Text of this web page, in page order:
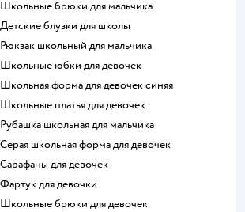
Школьные брюки для мальчика
Детские блузки для школы
Рюкзак школьный для мальчика
Школьные юбки для девочек
Школьная форма для девочек синяя
Школьные платья для девочек
Рубашка школьная для мальчика
Серая школьная форма для девочек
Сарафаны для девочек
Фартук для девочки
Школьные брюки для девочек